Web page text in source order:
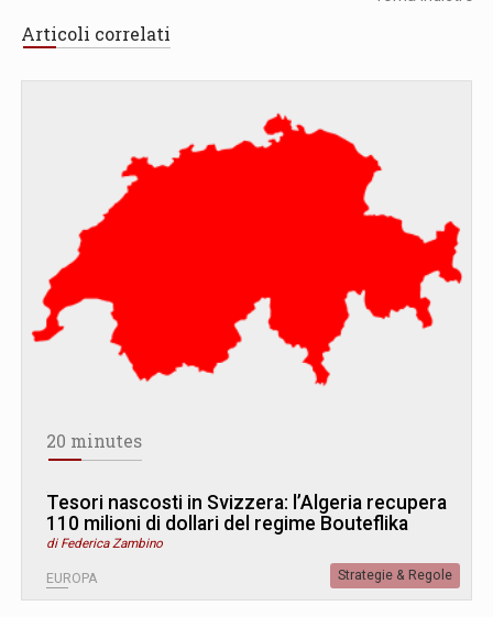
Articoli correlati
20 minutes
Tesori nascosti in Svizzera: l’Algeria recupera
110 milioni di dollari del regime Bouteflika
di Federica Zambino
EUROPA Strategie & Regole